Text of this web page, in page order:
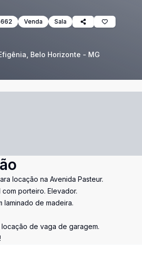
Venda Sala
Belo Horizonte - MG
locação na Avenida Pasteur.
porteiro. Elevador.
laminado de madeira.
de vaga de garagem.